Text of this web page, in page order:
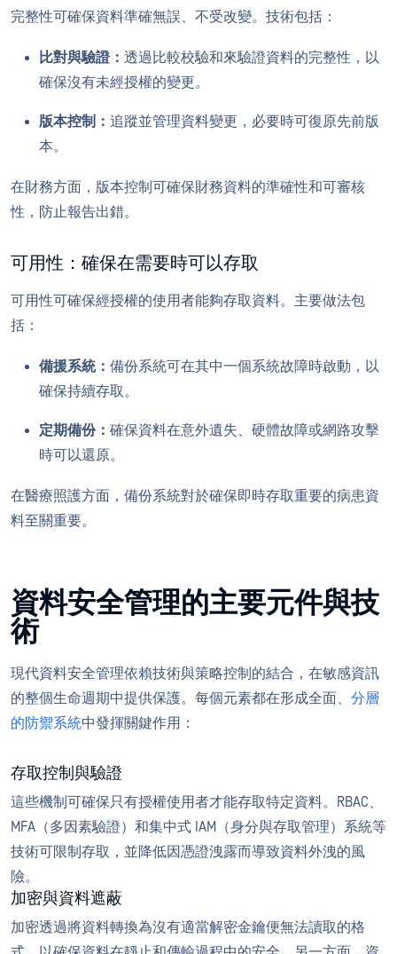
完整性可確保資料準確無誤、不受改變。技術包括：
比對與驗證： 透過比較校驗和來驗證資料的完整性，以
確保沒有未經授權的變更。
版本控制： 追蹤並管理資料變更，必要時可復原先前版
本。
在財務方面，版本控制可確保財務資料的準確性和可審核
性，防止報告出錯。
可用性：確保在需要時可以存取
可用性可確保經授權的使用者能夠存取資料。主要做法包
括：
備援系統： 備份系統可在其中一個系統故障時啟動，以
確保持續存取。
定期備份： 確保資料在意外遺失、硬體故障或網路攻擊
時可以還原。
在醫療照護方面，備份系統對於確保即時存取重要的病患資
料至關重要。
資料安全管理的主要元件與技
術
現代資料安全管理依賴技術與策略控制的結合，在敏感資訊
的整個生命週期中提供保護。每個元素都在形成全面、 分層
的防禦系統中發揮關鍵作用：
存取控制與驗證
這些機制可確保只有授權使用者才能存取特定資料。RBAC、
MFA（多因素驗證）和集中式 IAM（身分與存取管理）系統等
技術可限制存取，並降低因憑證洩露而導致資料外洩的風
險。
加密與資料遮蔽
加密透過將資料轉換為沒有適當解密金鑰便無法讀取的格